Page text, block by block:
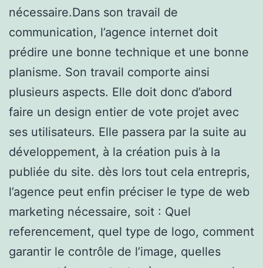
nécessaire.Dans son travail de
communication, l’agence internet doit
prédire une bonne technique et une bonne
planisme. Son travail comporte ainsi
plusieurs aspects. Elle doit donc d’abord
faire un design entier de vote projet avec
ses utilisateurs. Elle passera par la suite au
développement, à la création puis à la
publiée du site. dès lors tout cela entrepris,
l’agence peut enfin préciser le type de web
marketing nécessaire, soit : Quel
referencement, quel type de logo, comment
garantir le contrôle de l’image, quelles